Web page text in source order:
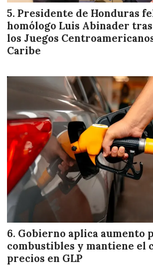
Presidente de Honduras
homólogo Luis Abinader
los Juegos
Caribe
Gobierno aplica aumento
combustibles y mantiene el
precios en GLP